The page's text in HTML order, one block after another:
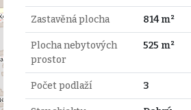
Zastavěná plocha 814 m²
Plocha nebytových
prostor
525 m²
Počet podlaží 3